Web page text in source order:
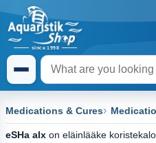
Medications & Cures
eSHa alx on eläinlääke